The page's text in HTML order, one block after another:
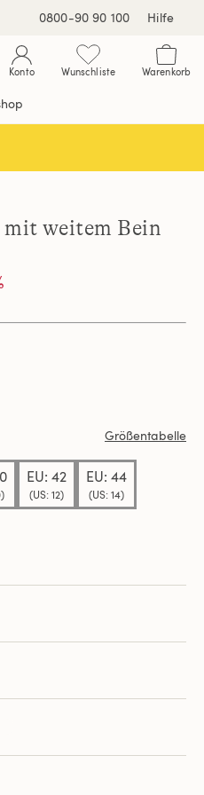
0800-90 90 100 Hilfe
Konto Wunschliste Warenkorb
weitem Bein
Größentabelle
EU: 42
(US: 12)
EU: 44
(US: 14)